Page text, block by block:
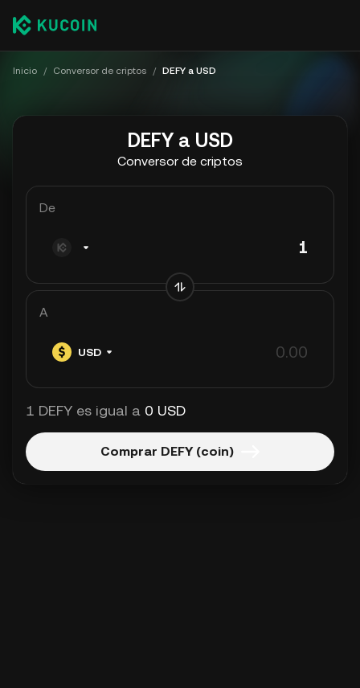
Inicio / Conversor de criptos / DEFY a USD
DEFY a USD
Conversor de criptos
De
A
USD
1 DEFY es igual a 0 USD
Comprar DEFY (coin)